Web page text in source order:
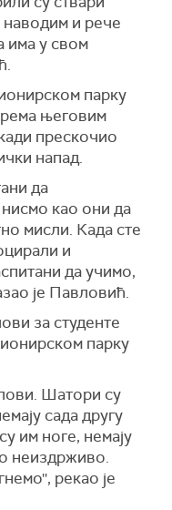
и рече
има у свом
парку
његовим
прескочио
напад.
да
као они да
мисли. Када сте
и
да учимо,
је Павловић.
за студенте
парку
Шатори су
сада другу
им ноге, немају
неиздрживо.
рекао је